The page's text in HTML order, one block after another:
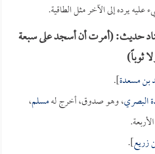
يرده إلى الآخر مثل الطاقية.
حديث: (أمرت أن أسجد على سبعة
ثوباً)
بن مسعدة].
البصري، وهو صدوق، أخرج لهمسلم،
زريع].